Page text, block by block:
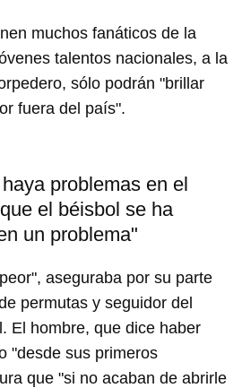
muchos fanáticos de la
talentos nacionales, a la
sólo podrán "brillar
fuera del país".
problemas en el
el béisbol se ha
un problema"
aseguraba por su parte
permutas y seguidor del
El hombre, que dice haber
"desde sus primeros
que "si no acaban de abrirle